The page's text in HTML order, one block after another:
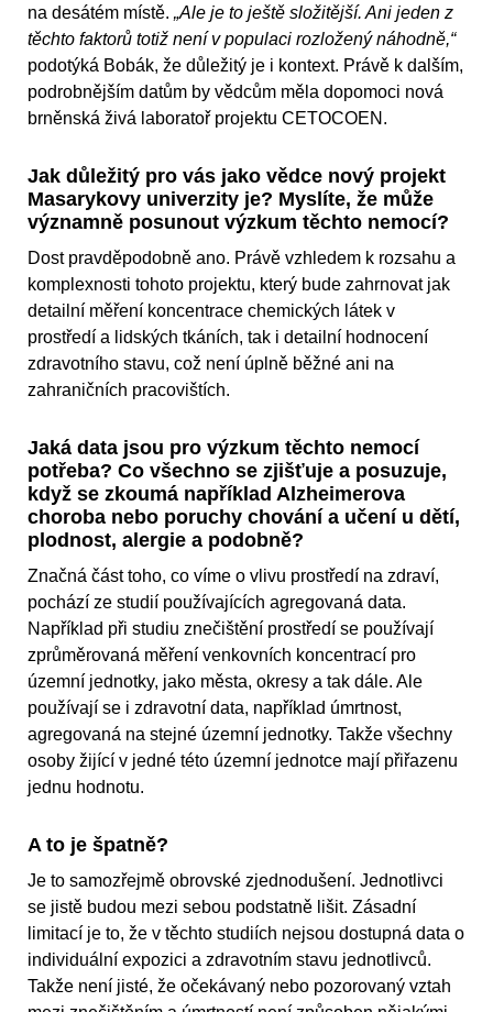
na desátém místě. „Ale je to ještě složitější. Ani jeden z
těchto faktorů totiž není v populaci rozložený náhodně,“
podotýká Bobák, že důležitý je i kontext. Právě k dalším,
podrobnějším datům by vědcům měla dopomoci nová
brněnská živá laboratoř projektu CETOCOEN.
Jak důležitý pro vás jako vědce nový projekt
Masarykovy univerzity je? Myslíte, že může
významně posunout výzkum těchto nemocí?
Dost pravděpodobně ano. Právě vzhledem k rozsahu a
komplexnosti tohoto projektu, který bude zahrnovat jak
detailní měření koncentrace chemických látek v
prostředí a lidských tkáních, tak i detailní hodnocení
zdravotního stavu, což není úplně běžné ani na
zahraničních pracovištích.
Jaká data jsou pro výzkum těchto nemocí
potřeba? Co všechno se zjišťuje a posuzuje,
když se zkoumá například Alzheimerova
choroba nebo poruchy chování a učení u dětí,
plodnost, alergie a podobně?
Značná část toho, co víme o vlivu prostředí na zdraví,
pochází ze studií používajících agregovaná data.
Například při studiu znečištění prostředí se používají
zprůměrovaná měření venkovních koncentrací pro
územní jednotky, jako města, okresy a tak dále. Ale
používají se i zdravotní data, například úmrtnost,
agregovaná na stejné územní jednotky. Takže všechny
osoby žijící v jedné této územní jednotce mají přiřazenu
jednu hodnotu.
A to je špatně?
Je to samozřejmě obrovské zjednodušení. Jednotlivci
se jistě budou mezi sebou podstatně lišit. Zásadní
limitací je to, že v těchto studiích nejsou dostupná data o
individuální expozici a zdravotním stavu jednotlivců.
Takže není jisté, že očekávaný nebo pozorovaný vztah